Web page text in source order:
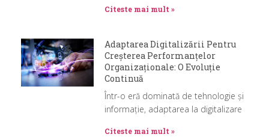
Citeste mai mult »
Adaptarea Digitalizării Pentru
Creșterea Performanțelor
Organizaționale: O Evoluție
Continuă
Într-o eră dominată de tehnologie și
informație, adaptarea la digitalizare
Citeste mai mult »